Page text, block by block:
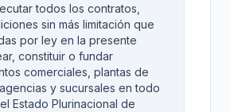
todos los contratos,
sin más limitación que
por ley en la presente
constituir o fundar
comerciales, plantas de
y sucursales en todo
Estado Plurinacional de